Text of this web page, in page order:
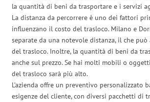
la quantità di beni da trasportare e i servizi
La distanza da percorrere è uno dei fattori
influenzano il costo del trasloco. Milano e
separate da una notevole distanza, il che
del trasloco. Inoltre, la quantità di beni da
anche sul prezzo. Se hai molti mobili o
del trasloco sarà più alto.
L’azienda offre un preventivo personalizzato
esigenze del cliente, con diversi pacchetti di